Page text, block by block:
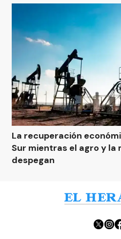
La recuperación
Sur mientras el agro y la
despegan